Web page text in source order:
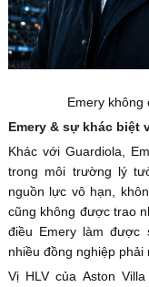
Emery
Emery & sự khác biệt
Khác với Guardiola,
trong môi trường lý
nguồn lực vô hạn,
cũng không được trao
điều Emery làm được
nhiều đồng nghiệp phải
Vị HLV của Aston